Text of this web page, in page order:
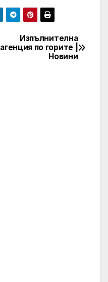
Изпълнителна
агенция по горите |
Новини